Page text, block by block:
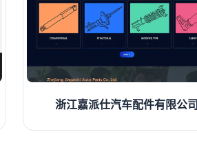
浙江嘉派仕汽车配件有限公司